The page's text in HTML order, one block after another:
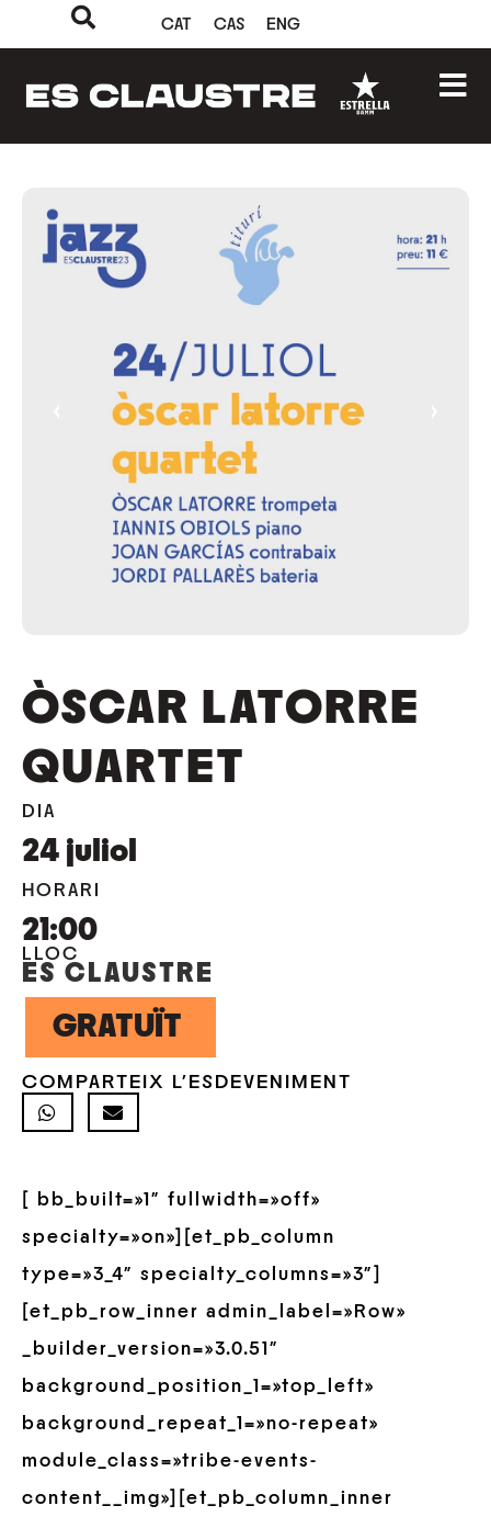
CAT CAS ENG
ÒSCAR LATORRE
QUARTET
DIA
24 juliol
HORARI
21:00
LLOC
ES CLAUSTRE
GRATUÏT
COMPARTEIX L'ESDEVENIMENT
[ bb_built=»1″ fullwidth=»off»
specialty=»on»][et_pb_column
type=»3_4″ specialty_columns=»3″]
[et_pb_row_inner admin_label=»Row»
_builder_version=»3.0.51″
background_position_1=»top_left»
background_repeat_1=»no-repeat»
module_class=»tribe-events-
content__img»][et_pb_column_inner